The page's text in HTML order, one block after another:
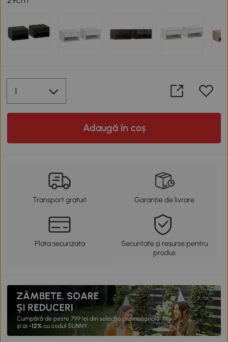
Adaugă în coș
Transport gratuit Garanție de livrare
Plata securizata
Securitate și resurse pentru
produs